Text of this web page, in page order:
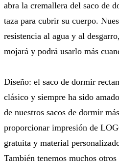
abra la cremallera del saco de
taza para cubrir su cuerpo.
resistencia al agua y al
mojará y podrá usarlo más
Diseño: el saco de dormir
clásico y siempre ha sido
de nuestros sacos de dormir
proporcionar impresión de
gratuita y material
También tenemos muchos